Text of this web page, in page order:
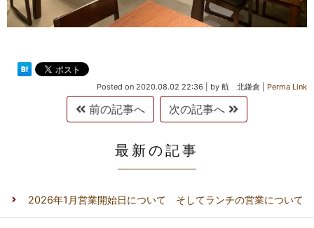
Posted on 2020.08.02 22:36 by 航 北鎌倉 Perma Link
前の記事へ 次の記事へ
最新の記事
2026年1月営業開始日について そしてランチの営業について